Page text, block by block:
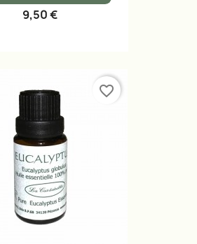
9,50 €
favorite_border